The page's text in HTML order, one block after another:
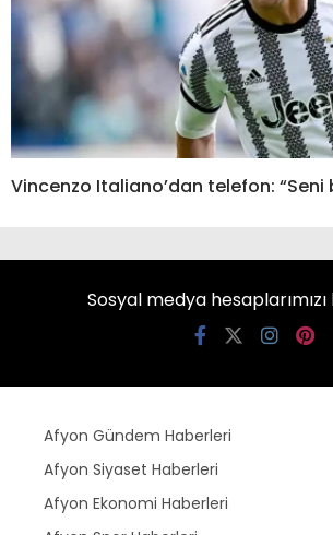
Vincenzo Italiano’dan telefon: “Seni
Sosyal medya
Afyon Gündem Haberleri
Afyon Siyaset Haberleri
Afyon Ekonomi Haberleri